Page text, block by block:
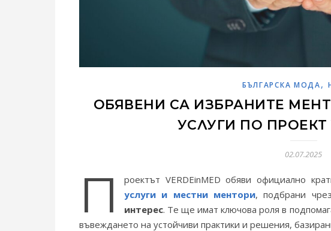
БЪЛГАРСКА МОДА,
ОБЯВЕНИ СА ИЗБРАНИТЕ
УСЛУГИ ПО ПРОЕКТ
02.07.2025
П роектът VERDEinMED обяви официално
услуги и местни ментори, подбрани
интерес. Те ще имат ключова роля в
въвеждането на устойчиви практики и решения,